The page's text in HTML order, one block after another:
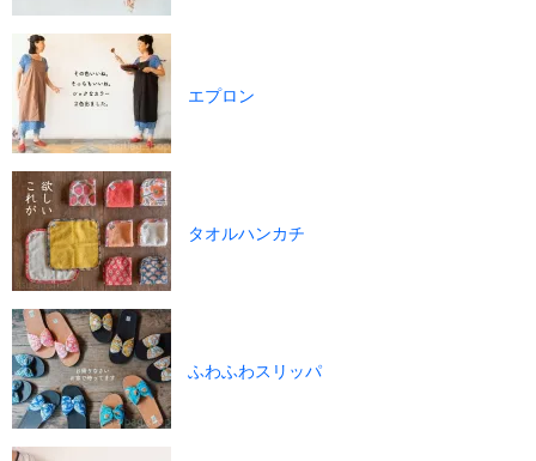
エプロン
タオルハンカチ
ふわふわスリッパ